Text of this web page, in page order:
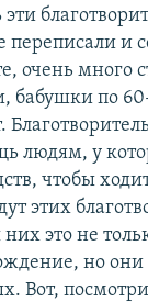
переписали и
очень много
бабушки по
людям, у
чтобы
этих
это не
но они
Вот,